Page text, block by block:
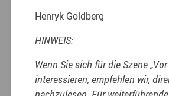
Henryk Goldberg
HINWEIS:
Wenn Sie sich für die Szene
interessieren, empfehlen wir,